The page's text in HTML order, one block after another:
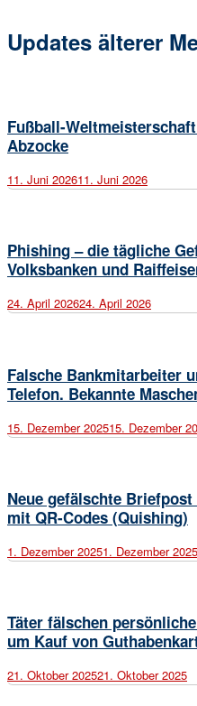
Updates älterer
Fußball-
Abzocke
11. Juni 202611. Juni 2026
Phishing – die tägliche
Volksbanken und
24. April 202624. April 2026
Falsche Bankmitarbeiter
Telefon. Bekannte
15. Dezember 202515. Dezember
Neue gefälschte
mit QR-Codes (Quishing)
1. Dezember 20251. Dezember 2025
Täter fälschen
um Kauf von
21. Oktober 202521. Oktober 2025